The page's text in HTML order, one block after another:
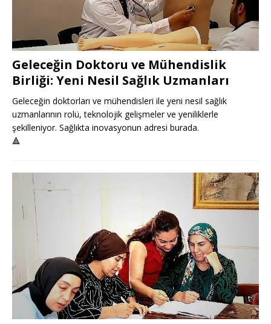
Geleceğin Doktoru ve Mühendislik
Birliği: Yeni Nesil Sağlık Uzmanları
Geleceğin doktorları ve mühendisleri ile yeni nesil sağlık
uzmanlarının rolü, teknolojik gelişmeler ve yeniliklerle
şekilleniyor. Sağlıkta inovasyonun adresi burada.
🔺